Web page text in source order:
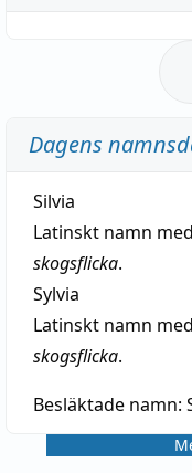
Dagens
Silvia
Latinskt namn
skogsflicka.
Sylvia
Latinskt namn
skogsflicka.
Besläktade namn: